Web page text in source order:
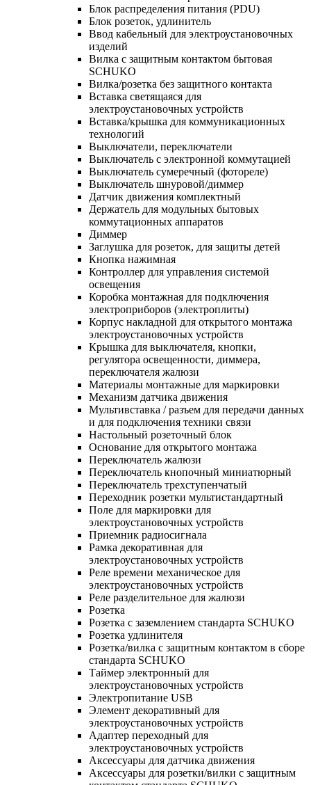
Блок распределения питания (PDU)
Блок розеток, удлинитель
Ввод кабельный для электроустановочных
изделий
Вилка с защитным контактом бытовая
SCHUKO
Вилка/розетка без защитного контакта
Вставка светящаяся для
электроустановочных устройств
Вставка/крышка для коммуникационных
технологий
Выключатели, переключатели
Выключатель с электронной коммутацией
Выключатель сумеречный (фотореле)
Выключатель шнуровой/диммер
Датчик движения комплектный
Держатель для модульных бытовых
коммутационных аппаратов
Диммер
Заглушка для розеток, для защиты детей
Кнопка нажимная
Контроллер для управления системой
освещения
Коробка монтажная для подключения
электроприборов (электроплиты)
Корпус накладной для открытого монтажа
электроустановочных устройств
Крышка для выключателя, кнопки,
регулятора освещенности, диммера,
переключателя жалюзи
Материалы монтажные для маркировки
Механизм датчика движения
Мультивставка / разъем для передачи данных
и для подключения техники связи
Настольный розеточный блок
Основание для открытого монтажа
Переключатель жалюзи
Переключатель кнопочный миниатюрный
Переключатель трехступенчатый
Переходник розетки мультистандартный
Поле для маркировки для
электроустановочных устройств
Приемник радиосигнала
Рамка декоративная для
электроустановочных устройств
Реле времени механическое для
электроустановочных устройств
Реле разделительное для жалюзи
Розетка
Розетка с заземлением стандарта SCHUKO
Розетка удлинителя
Розетка/вилка с защитным контактом в сборе
стандарта SCHUKO
Таймер электронный для
электроустановочных устройств
Электропитание USB
Элемент декоративный для
электроустановочных устройств
Адаптер переходный для
электроустановочных устройств
Аксессуары для датчика движения
Аксессуары для розетки/вилки с защитным